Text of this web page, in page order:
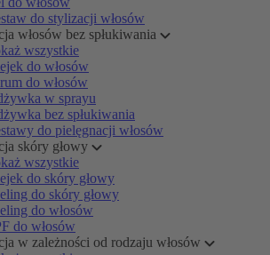
do stylizacji włosów
włosów bez spłukiwania
wszystkie
do włosów
do włosów
w sprayu
bez spłukiwania
do pielęgnacji włosów
skóry głowy
wszystkie
do skóry głowy
do skóry głowy
do włosów
do włosów
w zależności od rodzaju włosów